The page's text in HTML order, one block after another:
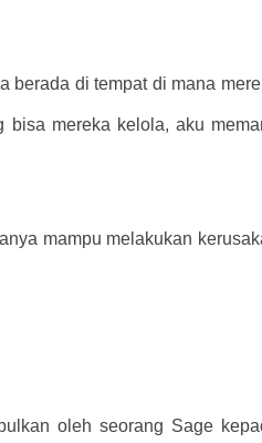
berada di tempat di mana
bisa mereka kelola, aku
mampu melakukan
oleh seorang Sage